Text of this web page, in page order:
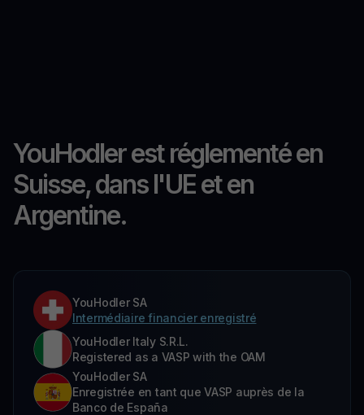
YouHodler est réglementé en
Suisse, dans l'UE et en
Argentine.
YouHodler SA
Intermédiaire financier enregistré
YouHodler Italy S.R.L.
Registered as a VASP with the OAM
YouHodler SA
Enregistrée en tant que VASP auprès de la
Banco de España